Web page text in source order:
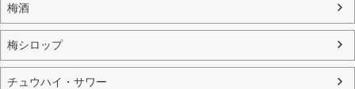
梅酒
梅シロップ
チュウハイ・サワー